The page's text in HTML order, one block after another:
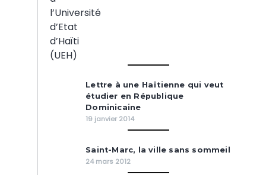
Lettre à une Haïtienne qui veut
étudier en République
Dominicaine
19 janvier 2014
Saint-Marc, la ville sans sommeil
24 mars 2012